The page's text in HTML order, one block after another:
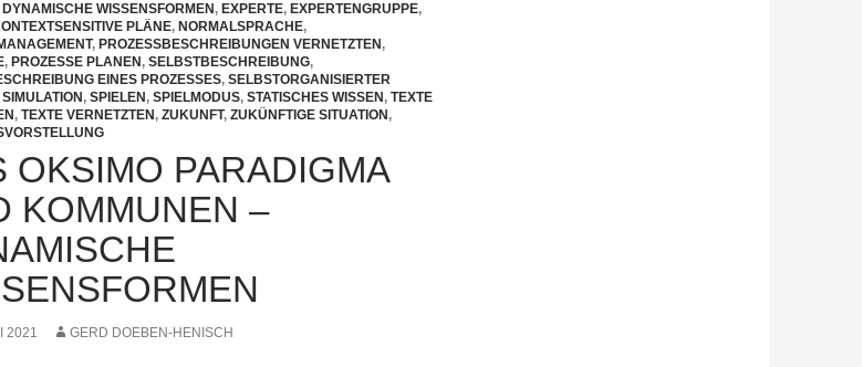
DYNAMISCHE WISSENSFORMEN, EXPERTE, EXPERTENGRUPPE,
PLÄNE, NORMALSPRACHE,
, PROZESSBESCHREIBUNGEN VERNETZTEN,
, PROZESSE PLANEN, SELBSTBESCHREIBUNG,
EINES PROZESSES, SELBSTORGANISIERTER
SIMULATION, SPIELEN, SPIELMODUS, STATISCHES WISSEN, TEXTE
, TEXTE VERNETZTEN, ZUKUNFT, ZUKÜNFTIGE SITUATION,
OKSIMO PARADIGMA
KOMMUNEN –
2021 GERD DOEBEN-HENISCH